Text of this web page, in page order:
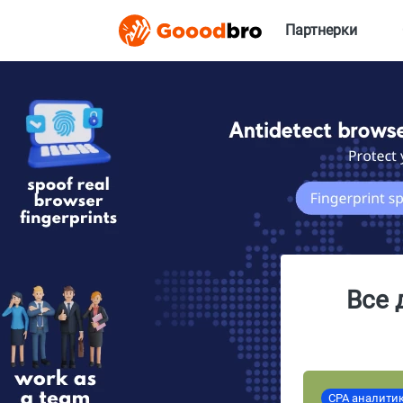
Партнерки
Все
CPA